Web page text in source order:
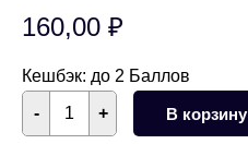
160,00 ₽
Кешбэк: до 2 Баллов
+
Количество
товара
Керамическая
- В корзину